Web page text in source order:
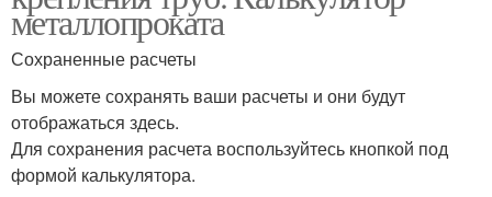
металлопроката
Сохраненные расчеты
Вы можете сохранять ваши расчеты и они будут
отображаться здесь.
Для сохранения расчета воспользуйтесь кнопкой под
формой калькулятора.